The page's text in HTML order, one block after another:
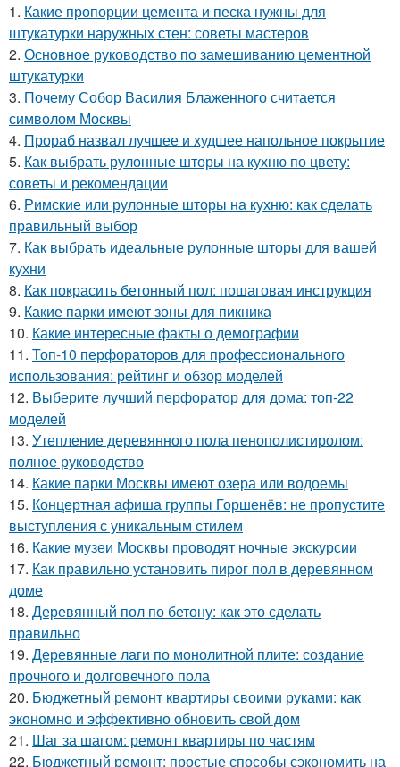
1. Какие пропорции цемента и песка нужны для
штукатурки наружных стен: советы мастеров
2. Основное руководство по замешиванию цементной
штукатурки
3. Почему Собор Василия Блаженного считается
символом Москвы
4. Прораб назвал лучшее и худшее напольное покрытие
5. Как выбрать рулонные шторы на кухню по цвету:
советы и рекомендации
6. Римские или рулонные шторы на кухню: как сделать
правильный выбор
7. Как выбрать идеальные рулонные шторы для вашей
кухни
8. Как покрасить бетонный пол: пошаговая инструкция
9. Какие парки имеют зоны для пикника
10. Какие интересные факты о демографии
11. Топ-10 перфораторов для профессионального
использования: рейтинг и обзор моделей
12. Выберите лучший перфоратор для дома: топ-22
моделей
13. Утепление деревянного пола пенополистиролом:
полное руководство
14. Какие парки Москвы имеют озера или водоемы
15. Концертная афиша группы Горшенёв: не пропустите
выступления с уникальным стилем
16. Какие музеи Москвы проводят ночные экскурсии
17. Как правильно установить пирог пол в деревянном
доме
18. Деревянный пол по бетону: как это сделать
правильно
19. Деревянные лаги по монолитной плите: создание
прочного и долговечного пола
20. Бюджетный ремонт квартиры своими руками: как
экономно и эффективно обновить свой дом
21. Шаг за шагом: ремонт квартиры по частям
22. Бюджетный ремонт: простые способы сэкономить на